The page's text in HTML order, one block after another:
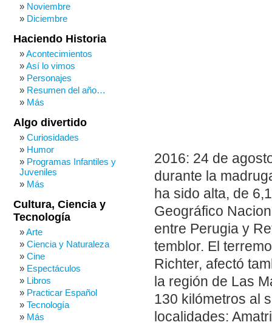
2016: 24 de
durante la
ha sido alta, de
Geográfico
entre Perugia y
temblor. El
Richter, afectó
la región de Las
130 kilómetros al
localidades:
Noviembre
Diciembre
Haciendo Historia
Acontecimientos
Así lo vimos
Personajes
Resumen del año…
Más
Algo divertido
Curiosidades
Humor
Programas Infantiles y
Juveniles
Más
Cultura, Ciencia y
Tecnología
Arte
Ciencia y Naturaleza
Cine
Espectáculos
Libros
Practicar Español
Tecnología
Más